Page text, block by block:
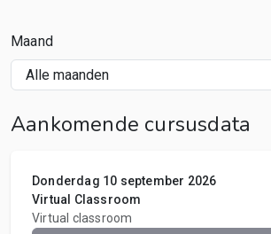
Maand
Aankomende cursusdata
Donderdag 10 september 2026
Virtual Classroom
Virtual classroom